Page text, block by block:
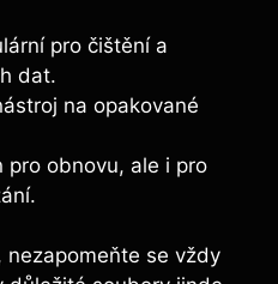
pro ⁣čištění a
dat.
na‍ opakované
pro obnovu, ale​ i pro​
se vždy